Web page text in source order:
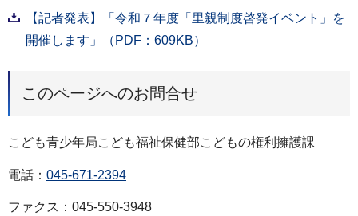
【記者発表】「令和７年度「里親制度啓発イベント」を
開催します」（PDF：609KB）
このページへのお問合せ
こども青少年局こども福祉保健部こどもの権利擁護課
電話： 045-671-2394
ファクス：045-550-3948